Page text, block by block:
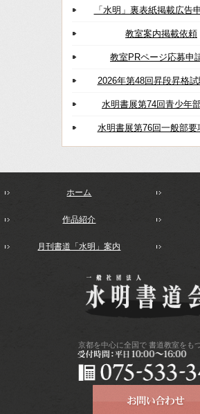
「水明」裏表紙掲載広告
教室案内掲載依頼
教室PRページ応募申
2026年第48回昇段昇格
水明書展第74回青少年
水明書展第76回一般部要
ホーム
作品紹介
月刊書道「水明」案内
京都を中心に全国で書道教室をも